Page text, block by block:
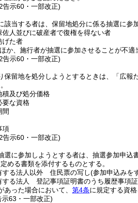
示60・一部改正)
該当する者は、保留地処分に係る抽選に参
人並びに破産者で復権を得ない者
げた者
か、施行者が抽選に参加させることが不適
示60・一部改正)
保留地を処分しようとするときは、「広
積及び処分価格
要な資格
間
項
示60・一部改正)
選に参加しようとする者は、抽選参加申込
める書類を添付するものとする。
する法人以外 住民票の写し(参加申込みを
する法人 登記事項証明書のうち履歴事項
あった場合において、 第4条に規定する資
63・一部改正)